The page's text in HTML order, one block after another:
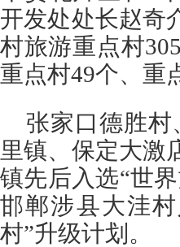
开发处处长赵奇
村旅游重点村
重点村49个、重
张家口德胜村
里镇、保定大激
镇先后入选“世
邯郸涉县大洼
村”升级计划。